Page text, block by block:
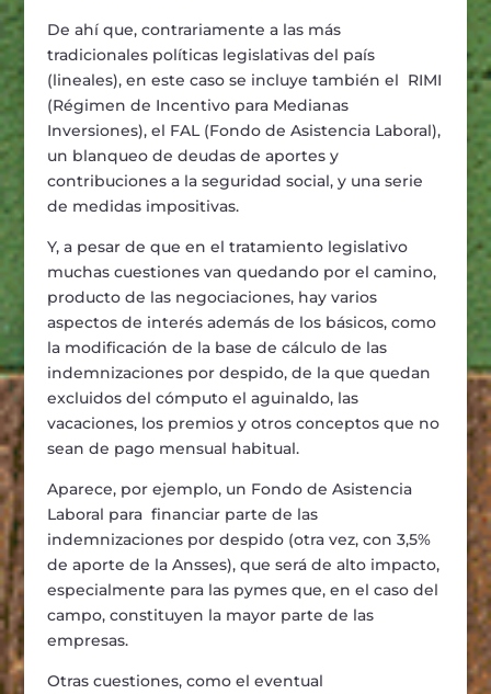
De ahí que, contrariamente a las más
tradicionales políticas legislativas del país
(lineales), en este caso se incluye también el RIMI
(Régimen de Incentivo para Medianas
Inversiones), el FAL (Fondo de Asistencia Laboral),
un blanqueo de deudas de aportes y
contribuciones a la seguridad social, y una serie
de medidas impositivas.
Y, a pesar de que en el tratamiento legislativo
muchas cuestiones van quedando por el camino,
producto de las negociaciones, hay varios
aspectos de interés además de los básicos, como
la modificación de la base de cálculo de las
indemnizaciones por despido, de la que quedan
excluidos del cómputo el aguinaldo, las
vacaciones, los premios y otros conceptos que no
sean de pago mensual habitual.
Aparece, por ejemplo, un Fondo de Asistencia
Laboral para financiar parte de las
indemnizaciones por despido (otra vez, con 3,5%
de aporte de la Ansses), que será de alto impacto,
especialmente para las pymes que, en el caso del
campo, constituyen la mayor parte de las
empresas.
Otras cuestiones, como el eventual